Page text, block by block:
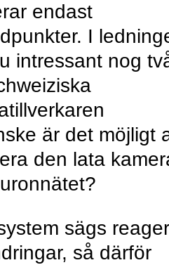
endast
I
­intressant nog
är det möjligt
den lata
sägs
så därför